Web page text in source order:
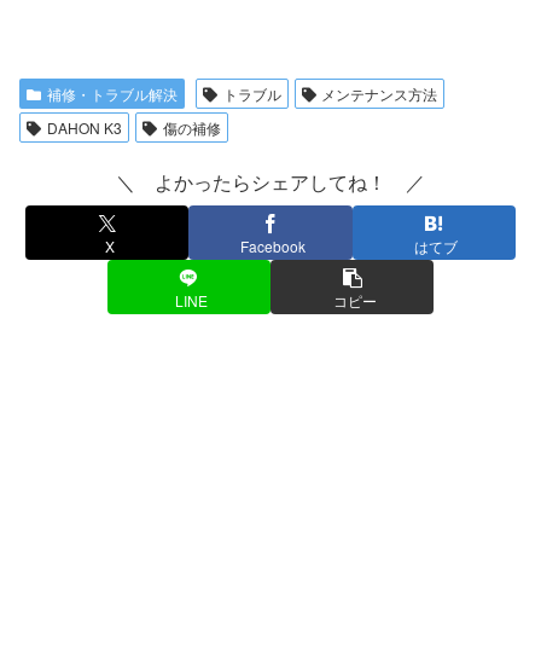
補修・トラブル解決 トラブル
メンテナンス方法
DAHON K3
傷の補修
＼ よかったらシェアしてね！ ／
X Facebook はてブ
LINE コピー